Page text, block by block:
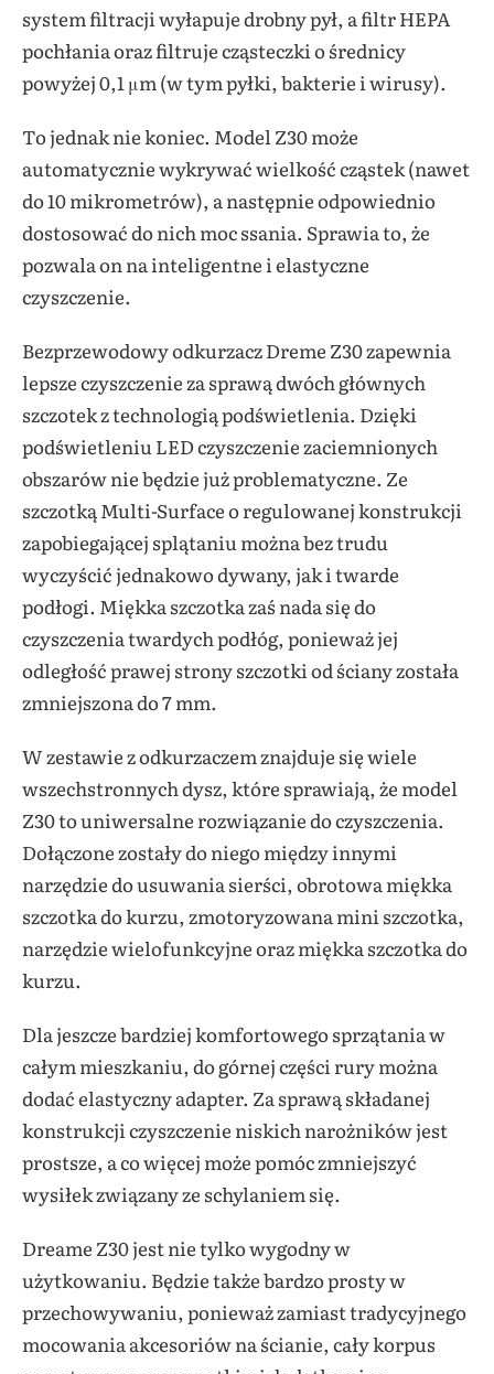
system filtracji wyłapuje drobny pył, a filtr HEPA
pochłania oraz filtruje cząsteczki o średnicy
powyżej 0,1 μm (w tym pyłki, bakterie i wirusy).
To jednak nie koniec. Model Z30 może
automatycznie wykrywać wielkość cząstek (nawet
do 10 mikrometrów), a następnie odpowiednio
dostosować do nich moc ssania. Sprawia to, że
pozwala on na inteligentne i elastyczne
czyszczenie.
Bezprzewodowy odkurzacz Dreme Z30 zapewnia
lepsze czyszczenie za sprawą dwóch głównych
szczotek z technologią podświetlenia. Dzięki
podświetleniu LED czyszczenie zaciemnionych
obszarów nie będzie już problematyczne. Ze
szczotką Multi-Surface o regulowanej konstrukcji
zapobiegającej splątaniu można bez trudu
wyczyścić jednakowo dywany, jak i twarde
podłogi. Miękka szczotka zaś nada się do
czyszczenia twardych podłóg, ponieważ jej
odległość prawej strony szczotki od ściany została
zmniejszona do 7 mm.
W zestawie z odkurzaczem znajduje się wiele
wszechstronnych dysz, które sprawiają, że model
Z30 to uniwersalne rozwiązanie do czyszczenia.
Dołączone zostały do niego między innymi
narzędzie do usuwania sierści, obrotowa miękka
szczotka do kurzu, zmotoryzowana mini szczotka,
narzędzie wielofunkcyjne oraz miękka szczotka do
kurzu.
Dla jeszcze bardziej komfortowego sprzątania w
całym mieszkaniu, do górnej części rury można
dodać elastyczny adapter. Za sprawą składanej
konstrukcji czyszczenie niskich narożników jest
prostsze, a co więcej może pomóc zmniejszyć
wysiłek związany ze schylaniem się.
Dreame Z30 jest nie tylko wygodny w
użytkowaniu. Będzie także bardzo prosty w
przechowywaniu, ponieważ zamiast tradycyjnego
mocowania akcesoriów na ścianie, cały korpus